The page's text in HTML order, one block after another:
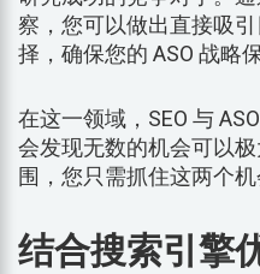
察，您可以做出直接吸
择，确保您的 ASO 战略
在这一领域，SEO 与
会发现无数的机会可以
围，您只需抓住这两个机
结合搜索引擎